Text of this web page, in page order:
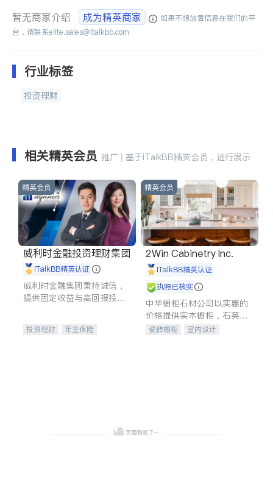
暂无商家介绍 成为精英商家
如果不想放置信息在我们的平
台，请联系elite.sales@italkbb.com
行业标签
投资理财
相关精英会员 推广 | 基于iTalkBB精英会员，进行展示
精英会员
威利时金融投资理财集团
iTalkBB精英认证
威利时金融集团秉持诚信，
提供固定收益与高回报投资
合，助力客户实现目标
投资理财
年金保险
精英会员
2Win Cabinetry Inc.
iTalkBB精英认证
执照已核实
中华橱柜石材公司以实惠的
价格提供实木橱柜，石英石
台面，多种优质不锈钢水
瓷砖橱柜
室内设计